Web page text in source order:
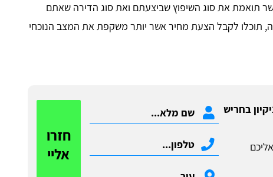
תואמת את סוג השיפוץ שביצעתם ואת סוג הדירה שאתם
תוכלו לקבל הצעת מחיר אשר יותר משקפת את המצב הנוכחי
בחריש
חזרו
אליי